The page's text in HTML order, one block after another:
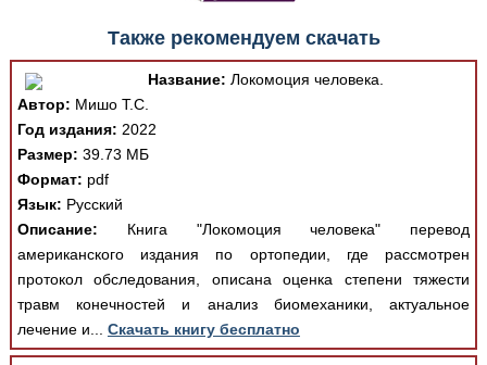
Также рекомендуем скачать
Название: Локомоция человека.
Автор: Мишо Т.С.
Год издания: 2022
Размер: 39.73 МБ
Формат: pdf
Язык: Русский
Описание: Книга "Локомоция человека" перевод
американского издания по ортопедии, где рассмотрен
протокол обследования, описана оценка степени тяжести
травм конечностей и анализ биомеханики, актуальное
лечение и... Скачать книгу бесплатно